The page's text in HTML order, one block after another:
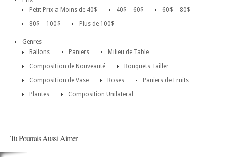
Petit Prix a Moins de 40$
40$ – 60$
60$ – 80$
80$ – 100$
Plus de 100$
Genres
Ballons
Paniers
Milieu de Table
Composition de Nouveauté
Bouquets Tailler
Composition de Vase
Roses
Paniers de Fruits
Plantes
Composition Unilateral
Tu Pourrais Aussi Aimer